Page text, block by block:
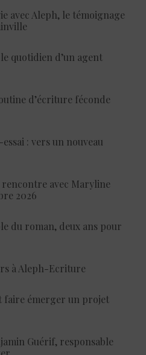
avec Aleph, le témoignage
quotidien d’un agent
d’écriture féconde
: vers un nouveau
avec Maryline
2026
du roman, deux ans pour
à Aleph-Ecriture
faire émerger un projet
Guérif, responsable